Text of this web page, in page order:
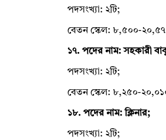
পদসংখ্যা: ২টি;
বেতন স্কেল: ৮,৫০০-
১৭. পদের নাম: সহকারী
পদসংখ্যা: ২টি;
বেতন স্কেল: ৮,২৫০-
১৮. পদের নাম: ক্লিনার;
পদসংখ্যা: ২টি;